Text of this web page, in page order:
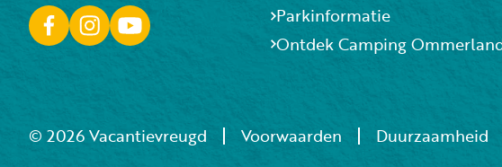
Parkinformatie
Ontdek Camping
© 2026 Vacantievreugd Voorwaarden Duurzaamheid